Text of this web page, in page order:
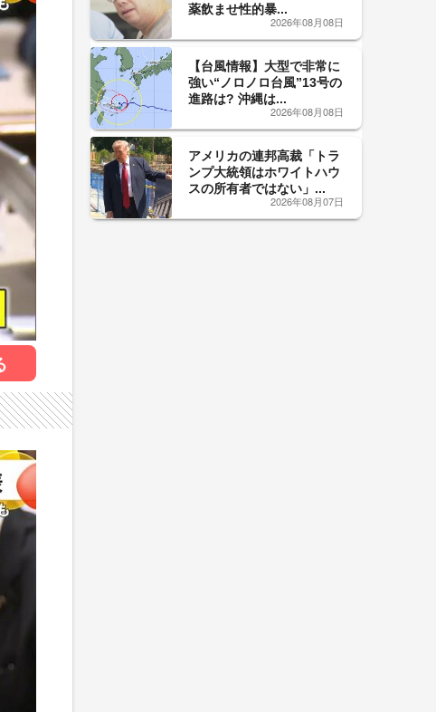
薬飲ませ性的暴...
2026年08月08日
【台風情報】大型で非常に
強い“ノロノロ台風”13号の
進路は? 沖縄は...
2026年08月08日
アメリカの連邦高裁「トラ
ンプ大統領はホワイトハウ
スの所有者ではない」...
2026年08月07日